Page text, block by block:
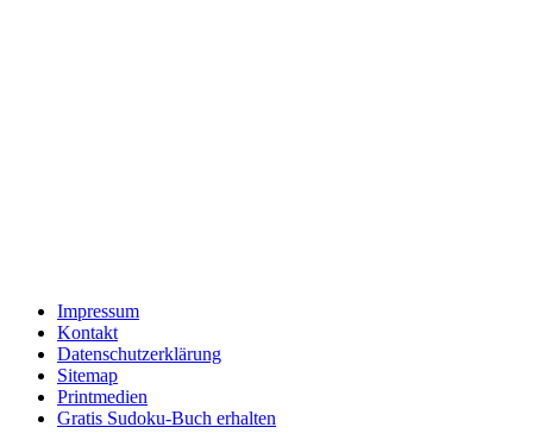
Impressum
Kontakt
Datenschutzerklärung
Sitemap
Printmedien
Gratis Sudoku-Buch erhalten